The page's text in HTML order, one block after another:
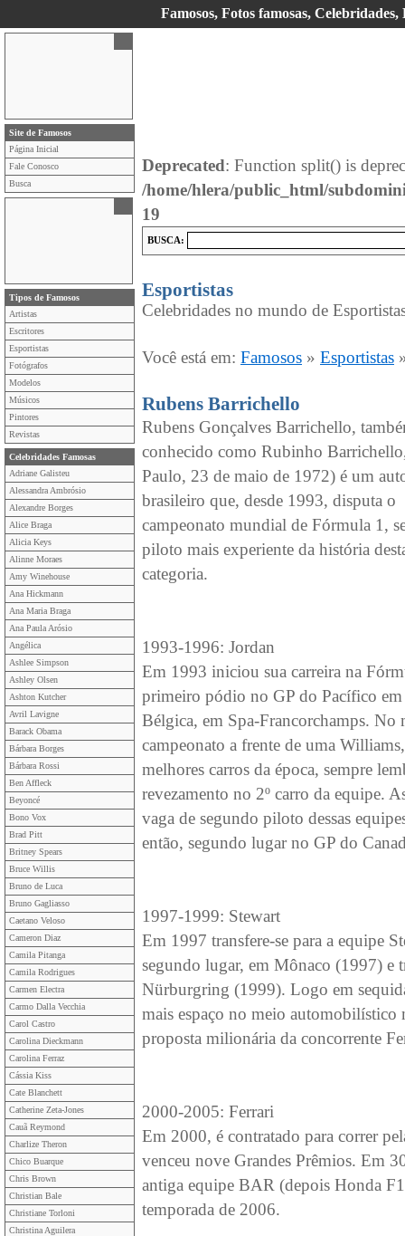
Famosos, Fotos famosas,
Site de Famosos
Página Inicial
Fale Conosco
Busca
Tipos de Famosos
Artistas
Escritores
Esportistas
Fotógrafos
Modelos
Músicos
Pintores
Revistas
Celebridades Famosas
Adriane Galisteu
Alessandra Ambrósio
Alexandre Borges
Alice Braga
Alicia Keys
Alinne Moraes
Amy Winehouse
Ana Hickmann
Ana Maria Braga
Ana Paula Arósio
Angélica
Ashlee Simpson
Ashley Olsen
Ashton Kutcher
Avril Lavigne
Barack Obama
Bárbara Borges
Bárbara Rossi
Ben Affleck
Beyoncé
Bono Vox
Brad Pitt
Britney Spears
Bruce Willis
Bruno de Luca
Bruno Gagliasso
Caetano Veloso
Cameron Diaz
Camila Pitanga
Camila Rodrigues
Carmen Electra
Carmo Dalla Vecchia
Carol Castro
Carolina Dieckmann
Carolina Ferraz
Cássia Kiss
Cate Blanchett
Catherine Zeta-Jones
Cauã Reymond
Charlize Theron
Chico Buarque
Chris Brown
Christian Bale
Christiane Torloni
Christina Aguilera
Deprecated: Function split() is
/home/hlera/public_html/
19
BUSCA:
Esportistas
Celebridades no mundo de
Você está em: Famosos » Esportistas
Rubens Barrichello
Rubens Gonçalves Barrichello,
conhecido como Rubinho
Paulo, 23 de maio de 1972) é um
brasileiro que, desde 1993, disputa o
campeonato mundial de Fórmula 1,
piloto mais experiente da história
categoria.
1993-1996: Jordan
Em 1993 iniciou sua carreira na
primeiro pódio no GP do Pacífico
Bélgica, em Spa-Francorchamps. No
campeonato a frente de uma
melhores carros da época, sempre
revezamento no 2º carro da equipe.
vaga de segundo piloto dessas
então, segundo lugar no GP do
1997-1999: Stewart
Em 1997 transfere-se para a equipe
segundo lugar, em Mônaco (1997) e
Nürburgring (1999). Logo em
mais espaço no meio
proposta milionária da concorrente
2000-2005: Ferrari
Em 2000, é contratado para correr
venceu nove Grandes Prêmios. Em
antiga equipe BAR (depois Honda
temporada de 2006.